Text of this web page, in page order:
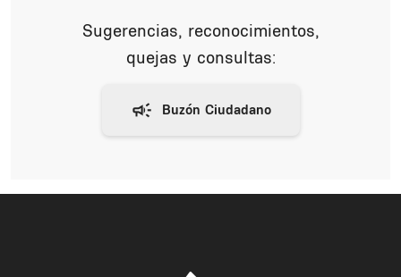
Sugerencias, reconocimientos,
quejas y consultas: